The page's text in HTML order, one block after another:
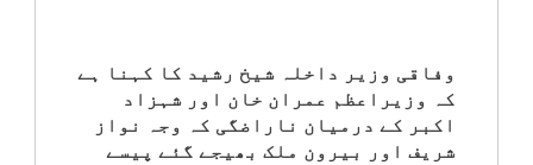
‎کرائم
ویڈیوز
وفاقی وزیر داخلہ شیخ رشید کا کہنا ہے
کہ وزیراعظم عمران خان اور شہزاد
اکبر کے درمیان ناراضگی کہ وجہ نواز
شریف اور بیرون ملک بھیجے گئے پیسے